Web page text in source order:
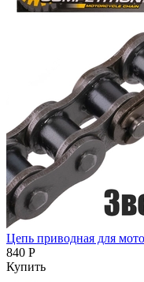
Цепь приводная для
840 Р
Купить